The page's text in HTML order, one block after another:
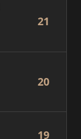
21
20
19